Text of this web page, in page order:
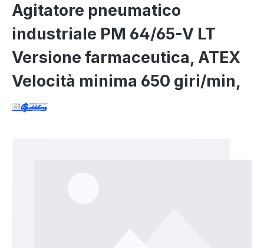
Agitatore pneumatico
industriale PM 64/65-V LT
Versione farmaceutica, ATEX
Velocità minima 650 giri/min,